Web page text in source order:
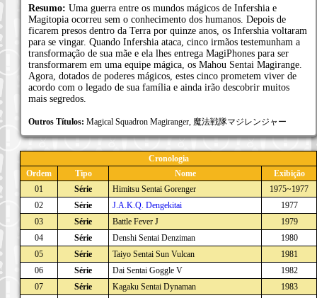
Resumo: Uma guerra entre os mundos mágicos de Infershia e
Magitopia ocorreu sem o conhecimento dos humanos. Depois de
ficarem presos dentro da Terra por quinze anos, os Infershia voltaram
para se vingar. Quando Infershia ataca, cinco irmãos testemunham a
transformação de sua mãe e ela lhes entrega MagiPhones para ser
transformarem em uma equipe mágica, os Mahou Sentai Magirange.
Agora, dotados de poderes mágicos, estes cinco prometem viver de
acordo com o legado de sua família e ainda irão descobrir muitos
mais segredos.
Outros Títulos: Magical Squadron Magiranger, 魔法戦隊マジレンジャー
Cronologia
Ordem
Tipo Nome
Exibição
01
Série Himitsu Sentai Gorenger
1975~1977
02
Série J.A.K.Q. Dengekitai
1977
03
Série Battle Fever J
1979
04
Série Denshi Sentai Denziman
1980
05
Série Taiyo Sentai Sun Vulcan
1981
06
Série Dai Sentai Goggle V
1982
07
Série Kagaku Sentai Dynaman 1983